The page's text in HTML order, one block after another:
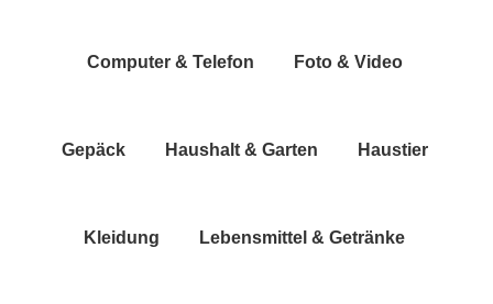
Com­pu­ter & Telefon Foto & Video
Gepäck Haus­halt & Garten Haus­tier
Klei­dung Lebens­mit­tel & Getränke